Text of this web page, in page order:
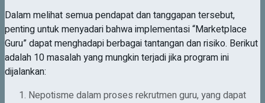
Dalam melihat semua pendapat dan tanggapan tersebut,
penting untuk menyadari bahwa implementasi “Marketplace
Guru” dapat menghadapi berbagai tantangan dan risiko. Berikut
adalah 10 masalah yang mungkin terjadi jika program ini
dijalankan:
Nepotisme dalam proses rekrutmen guru, yang dapat